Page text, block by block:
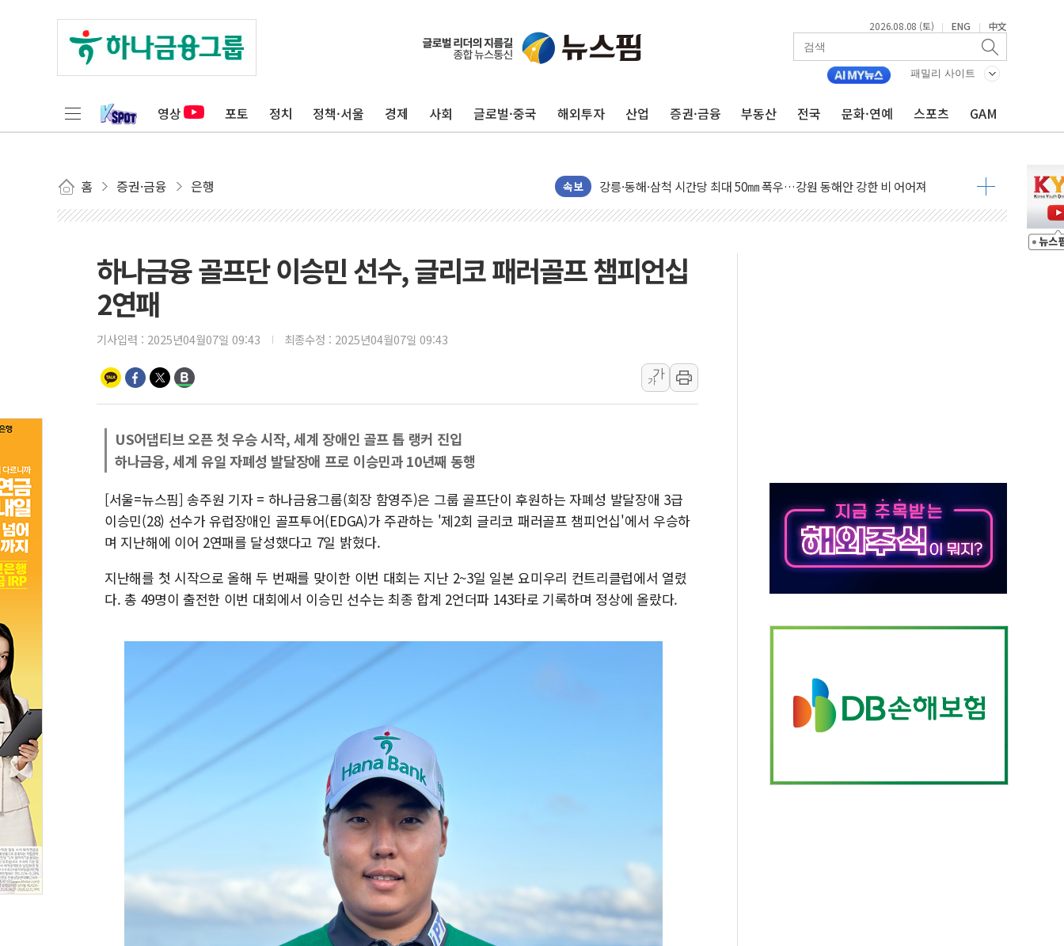
2026.08.08 (토) | ENG | 中文
패밀리 사이트
영상 포토 정치 정책·서울 경제 사회 글로벌·중국 해외투자 산업 증권·금융 부동산 전국 문화·연예 스포츠 GAM
홈 증권·금융 은행 속보
이번주 국내 주요 금융일정(8.10~8.14)
폐기물 수거하다 참변…60대 환경미화원 수거차에 치여 사망
서울 중랑구 주택가서 흉기 난동…60대 남성 2명 숨져
여수 오동도 인근 해상서 모터보트 전복…1명 사망·1명 실종
추미애, '위안부' 피해자 기림의 날 참석..."국제적 시민 연대로 목소리 내야"
'화합' 꺼낸 김민석에 '뻔뻔' 받아친 정청래…제주 연설서 신경전 고조
李대통령, ISA 개편 재검토 지시…與 "적극 환영"·野 "졸속 국정"
동해중부 전 해상 풍랑주의보…10일까지 최대 3.5m 높은 물결
인제 용대리 계곡서 수위 상승으로 피서객 7명 고립…전원 구조
동해시, 11~14일 '별똥별 멍' 운영…페르세우스 유성우 관측
강원 중·남부 동해안 시간당 50mm 이상 폭우…호우경보 발효
청양 밭에서 일하던 90대 숨져…온열질환 여부 조사
폭염에 車 운전면허 기능시험 오전 집중 편성…체감온도 38도 넘으면 중단
하나금융 골프단 이승민 선수, 글리코 패러골프 챔피언십
2연패
기사입력 : 2025년04월07일 09:43 최종수정 : 2025년04월07일 09:43
가
가
US어댑티브 오픈 첫 우승 시작, 세계 장애인 골프 톱 랭커 진입
하나금융, 세계 유일 자폐성 발달장애 프로 이승민과 10년째 동행
[서울=뉴스핌] 송주원 기자 = 하나금융그룹(회장 함영주)은 그룹 골프단이 후원하는 자폐성 발달장애 3급
이승민(28) 선수가 유럽장애인 골프투어(EDGA)가 주관하는 '제2회 글리코 패러골프 챔피언십'에서 우승하
며 지난해에 이어 2연패를 달성했다고 7일 밝혔다.
지난해를 첫 시작으로 올해 두 번째를 맞이한 이번 대회는 지난 2~3일 일본 요미우리 컨트리클럽에서 열렸
다. 총 49명이 출전한 이번 대회에서 이승민 선수는 최종 합계 2언더파 143타로 기록하며 정상에 올랐다.